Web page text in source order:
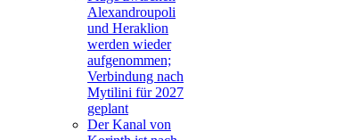
Alexandroupoli
und Heraklion
werden wieder
aufgenommen;
Verbindung nach
Mytilini für 2027
geplant
Der Kanal von